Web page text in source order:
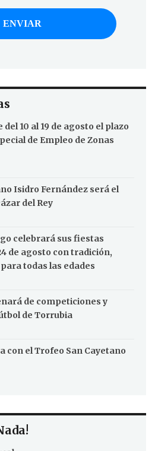
10 al 19 de agosto el plazo
de Empleo de Zonas
Isidro Fernández será el
del Rey
celebrará sus fiestas
de agosto con tradición,
todas las edades
de competiciones y
de Torrubia
con el Trofeo San Cayetano